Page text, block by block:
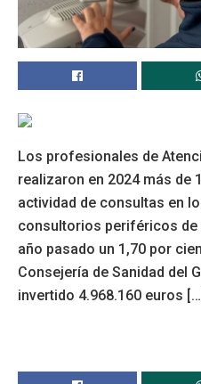
Los profesionales de
realizaron en 2024 más de
actividad de consultas en
consultorios periféricos de
año pasado un 1,70 por
Consejería de Sanidad del
invertido 4.968.160 euros